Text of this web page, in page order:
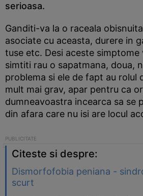
serioasa.
Ganditi-va la o raceala
asociate cu aceasta, durere in
tuse etc. Desi aceste simptome
simtiti rau o sapatmana, doua,
problema si ele de fapt au rolul
mult mai grav, apar pentru ca
dumneavoastra incearca sa se
din afara care nu isi are locul
Citeste si despre:
Dismorfofobia peniana -
scurt